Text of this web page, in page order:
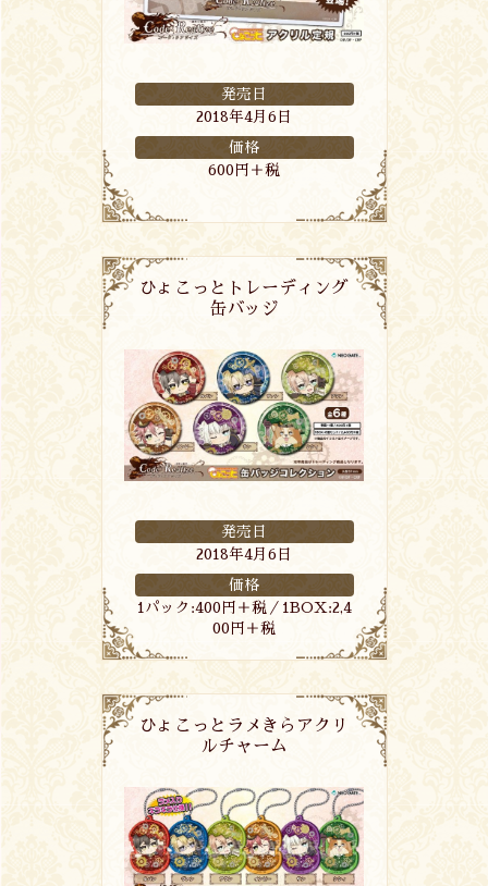
発売日
2018年4月6日
価格
600円＋税
ひょこっとトレーディング
缶バッジ
発売日
2018年4月6日
価格
1パック:400円＋税／1BOX:2,4
00円＋税
ひょこっとラメきらアクリ
ルチャーム